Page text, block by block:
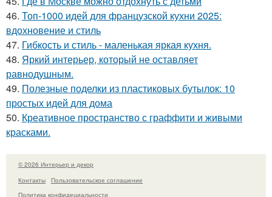
46. Топ-1000 идей для французской кухни 2025:
вдохновение и стиль
47. Гибкость и стиль - маленькая яркая кухня.
48. Яркий интерьер, который не оставляет
равнодушным.
49. Полезные поделки из пластиковых бутылок: 10
простых идей для дома
50. Креативное пространство с граффити и живыми
красками.
© 2026 Интерьер и декор
Контакты
Пользовательское соглашение
Политика конфидециальности